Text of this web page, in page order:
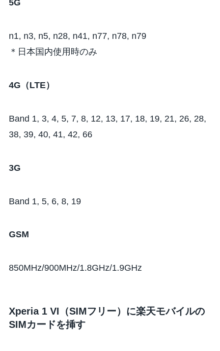
5G
n1, n3, n5, n28, n41, n77, n78, n79
＊日本国内使用時のみ
4G（LTE）
Band 1, 3, 4, 5, 7, 8, 12, 13, 17, 18, 19, 21, 26, 28,
38, 39, 40, 41, 42, 66
3G
Band 1, 5, 6, 8, 19
GSM
850MHz/900MHz/1.8GHz/1.9GHz
Xperia 1 VI（SIMフリー）に楽天モバイルの
SIMカードを挿す